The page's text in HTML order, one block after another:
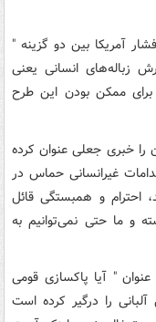
آمریکا بین دو گزینه "
زباله‌های انسانی یعنی
برای ممکن بودن این طرح
را خبری جعلی عنوان کرده
غیرانسانی حماس در
احترام و همبستگی قائل
و ما حتی نمی‌توانیم به
" آیا پاکسازی قومی
را درگیر کرده است